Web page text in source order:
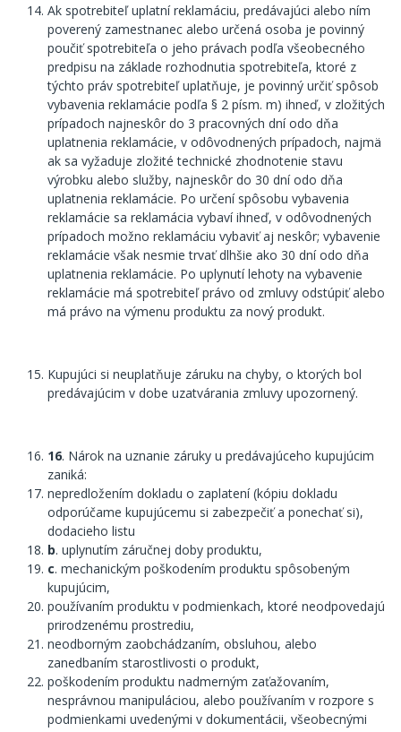
Ak spotrebiteľ uplatní reklamáciu, predávajúci alebo ním
poverený zamestnanec alebo určená osoba je povinný
poučiť spotrebiteľa o jeho právach podľa všeobecného
predpisu na základe rozhodnutia spotrebiteľa, ktoré z
týchto práv spotrebiteľ uplatňuje, je povinný určiť spôsob
vybavenia reklamácie podľa § 2 písm. m) ihneď, v zložitých
prípadoch najneskôr do 3 pracovných dní odo dňa
uplatnenia reklamácie, v odôvodnených prípadoch, najmä
ak sa vyžaduje zložité technické zhodnotenie stavu
výrobku alebo služby, najneskôr do 30 dní odo dňa
uplatnenia reklamácie. Po určení spôsobu vybavenia
reklamácie sa reklamácia vybaví ihneď, v odôvodnených
prípadoch možno reklamáciu vybaviť aj neskôr; vybavenie
reklamácie však nesmie trvať dlhšie ako 30 dní odo dňa
uplatnenia reklamácie. Po uplynutí lehoty na vybavenie
reklamácie má spotrebiteľ právo od zmluvy odstúpiť alebo
má právo na výmenu produktu za nový produkt.
Kupujúci si neuplatňuje záruku na chyby, o ktorých bol
predávajúcim v dobe uzatvárania zmluvy upozornený.
16. Nárok na uznanie záruky u predávajúceho kupujúcim
zaniká:
nepredložením dokladu o zaplatení (kópiu dokladu
odporúčame kupujúcemu si zabezpečiť a ponechať si),
dodacieho listu
b. uplynutím záručnej doby produktu,
c. mechanickým poškodením produktu spôsobeným
kupujúcim,
používaním produktu v podmienkach, ktoré neodpovedajú
prirodzenému prostrediu,
neodborným zaobchádzaním, obsluhou, alebo
zanedbaním starostlivosti o produkt,
poškodením produktu nadmerným zaťažovaním,
nesprávnou manipuláciou, alebo používaním v rozpore s
podmienkami uvedenými v dokumentácii, všeobecnými